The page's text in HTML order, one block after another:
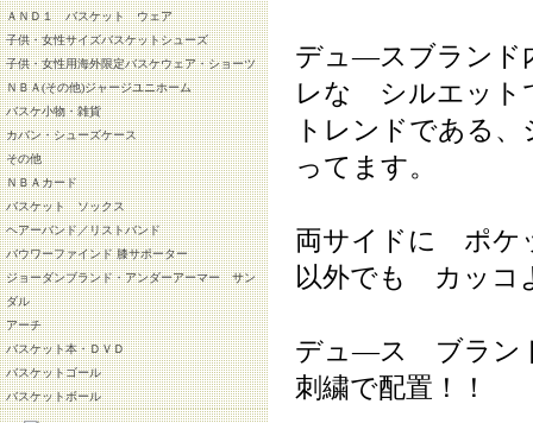
ＡＮＤ１ バスケット ウェア
子供・女性サイズバスケットシューズ
子供・女性用海外限定バスケウェア・ショーツ
ＮＢＡ(その他)ジャージユニホーム
バスケ小物・雑貨
カバン・シューズケース
その他
ＮＢＡカード
バスケット ソックス
ヘアーバンド／リストバンド
バウワーファインド 膝サポーター
ジョーダンブランド・アンダーアーマー サン
ダル
アーチ
バスケット本・ＤＶＤ
バスケットゴール
バスケットボール
デュ―スブラン
レな シルエット
トレンドである
ってます。
両サイドに ポ
以外でも カッコ
デュ―ス ブラ
刺繍で配置！！